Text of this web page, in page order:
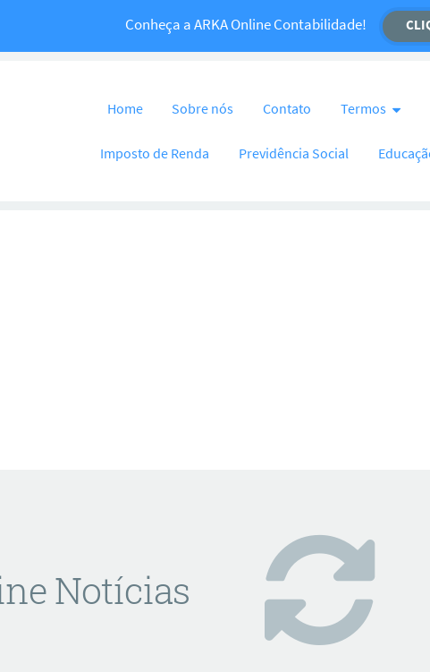
Temos um recado importante para você!
Conheça a ARKA Online Contabilidade!
Home Sobre nós Contato Termos
Imposto de Renda Previdência Social
Notícias